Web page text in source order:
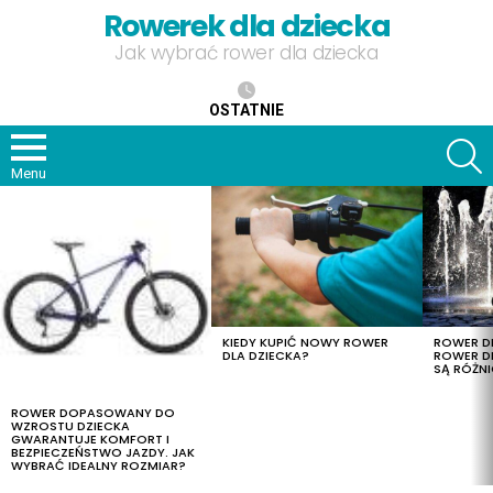
Rowerek dla dziecka
Jak wybrać rower dla dziecka
OSTATNIE
Menu
ROWER DOPASOWANY DO
WZROSTU DZIECKA
GWARANTUJE KOMFORT I
BEZPIECZEŃSTWO JAZDY. JAK
WYBRAĆ IDEALNY ROZMIAR?
KIEDY KUPIĆ NOWY ROWER
DLA DZIECKA?
ROWER
ROWER
SĄ